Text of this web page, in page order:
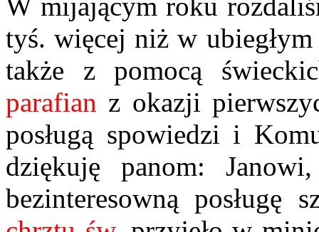
W mijającym roku
tyś. więcej niż w
także z pomocą
parafian z okazji
posługą spowiedzi i
dziękuję panom:
bezinteresowną